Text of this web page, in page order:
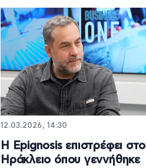
12.03.2026, 14:30
Η Epignosis επιστρέφει στο
Ηράκλειο όπου γεννήθηκε